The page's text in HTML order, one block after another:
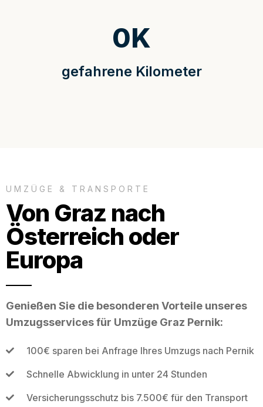
gefahrene Kilometer
0K
UMZÜGE & TRANSPORTE
Von Graz nach
Österreich oder
Europa
Genießen Sie die besonderen Vorteile unseres
Umzugsservices für Umzüge Graz Pernik:
100€ sparen bei Anfrage Ihres Umzugs nach Pernik
Schnelle Abwicklung in unter 24 Stunden
Versicherungsschutz bis 7.500€ für den Transport